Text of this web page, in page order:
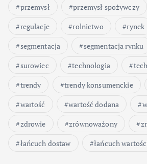
przemysł
przemysł spożywczy
regulacje
rolnictwo rynek
segmentacja
segmentacja rynku
surowiec
technologia
trendy
trendy konsumenckie
wartość
wartość dodana
zdrowie
zrównoważony
łańcuch dostaw
łańcuch